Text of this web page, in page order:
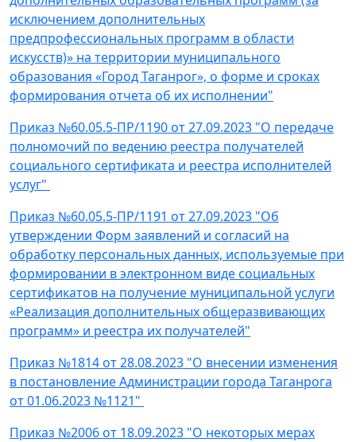
исключением дополнительных
предпрофессиональных программ в области
искусств)» на территории муниципального
образования «Город Таганрог», о форме и сроках
формирования отчета об их исполнении"
Приказ №60.05.5-ПР/1190 от 27.09.2023 "О передаче
полномочий по ведению реестра получателей
социального сертификата и реестра исполнителей
услуг"
Приказ №60.05.5-ПР/1191 от 27.09.2023 "Об
утверждении Форм заявлений и согласий на
обработку персональных данных, используемые при
формировании в электронном виде социальных
сертификатов на получение муниципальной услуги
«Реализация дополнительных общеразвивающих
программ» и реестра их получателей"
Приказ №1814 от 28.08.2023 "О внесении изменения
в постановление Администрации города Таганрога
от 01.06.2023 №1121"
Приказ №2006 от 18.09.2023 "О некоторых мерах